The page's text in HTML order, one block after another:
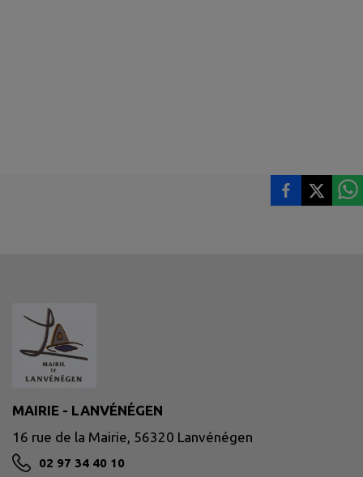
MAIRIE - LANVÉNÉGEN
16 rue de la Mairie, 56320 Lanvénégen
02 97 34 40 10